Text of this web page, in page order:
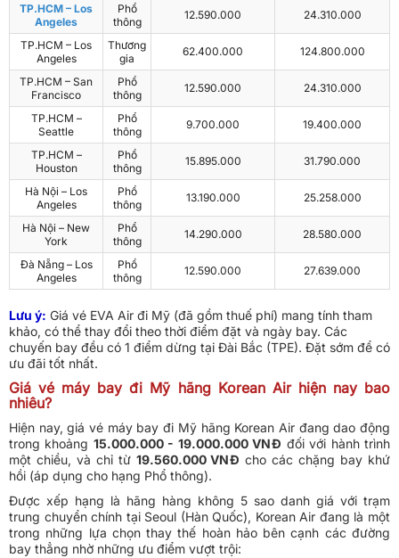
TP.HCM – Los
Angeles
Phổ
thông
12.590.000 24.310.000
TP.HCM – Los
Angeles
Thương
gia
62.400.000 124.800.000
TP.HCM – San
Francisco
Phổ
thông
12.590.000 24.310.000
TP.HCM –
Seattle
Phổ
thông
9.700.000 19.400.000
TP.HCM –
Houston
Phổ
thông
15.895.000 31.790.000
Hà Nội – Los
Angeles
Phổ
thông
13.190.000 25.258.000
Hà Nội – New
York
Phổ
thông
14.290.000 28.580.000
Đà Nẵng – Los
Angeles
Phổ
thông
12.590.000 27.639.000
Lưu ý: Giá vé EVA Air đi Mỹ (đã gồm thuế phí) mang tính tham
khảo, có thể thay đổi theo thời điểm đặt và ngày bay. Các
chuyến bay đều có 1 điểm dừng tại Đài Bắc (TPE). Đặt sớm để có
ưu đãi tốt nhất.
Giá vé máy bay đi Mỹ hãng Korean Air hiện nay bao
nhiêu?
Hiện nay, giá vé máy bay đi Mỹ hãng Korean Air đang dao động
trong khoảng 15.000.000 - 19.000.000 VNĐ đối với hành trình
một chiều, và chỉ từ 19.560.000 VNĐ cho các chặng bay khứ
hồi (áp dụng cho hạng Phổ thông).
Được xếp hạng là hãng hàng không 5 sao danh giá với trạm
trung chuyển chính tại Seoul (Hàn Quốc), Korean Air đang là một
trong những lựa chọn thay thế hoàn hảo bên cạnh các đường
bay thẳng nhờ những ưu điểm vượt trội: